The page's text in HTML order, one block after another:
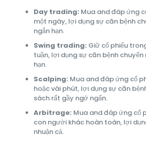
Day trading: Mua and đáp ứng
một ngày, lợi dụng sự căn bệnh
ngắn hạn.
Swing trading: Giữ cổ phiếu
tuần, lợi dụng sự căn bệnh
hạn.
Scalping: Mua and đáp ứng cổ
hoặc vài phút, lợi dụng sự căn
sách rất gầy ngớ ngẩn.
Arbitrage: Mua and đáp ứng cổ
con người khác hoàn toàn, lợi
nhuận cả.